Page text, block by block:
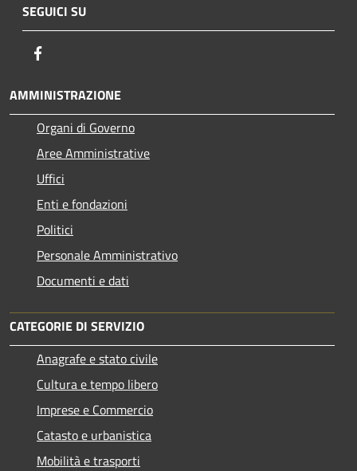
SEGUICI SU
AMMINISTRAZIONE
Organi di Governo
Aree Amministrative
Uffici
Enti e fondazioni
Politici
Personale Amministrativo
Documenti e dati
CATEGORIE DI SERVIZIO
Anagrafe e stato civile
Cultura e tempo libero
Imprese e Commercio
Catasto e urbanistica
Mobilità e trasporti